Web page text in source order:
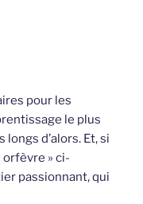
pour les
le plus
longs d’alors. Et, si
» ci-
passionnant, qui